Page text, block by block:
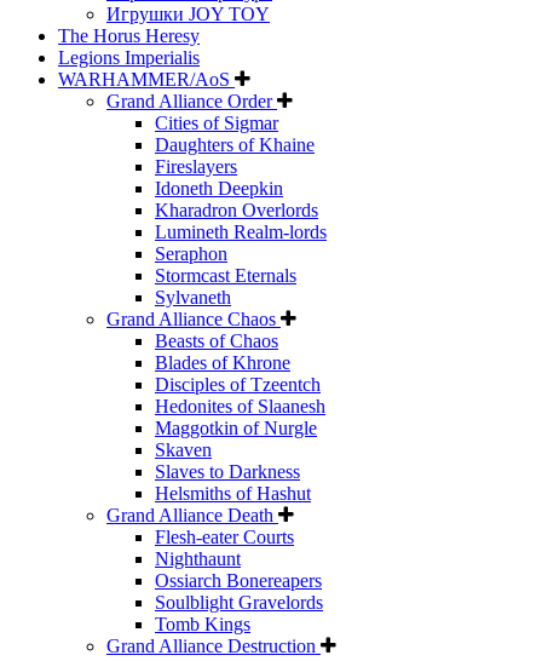
Игрушки JOY TOY
The Horus Heresy
Legions Imperialis
WARHAMMER/AoS
Grand Alliance Order
Cities of Sigmar
Daughters of Khaine
Fireslayers
Idoneth Deepkin
Kharadron Overlords
Lumineth Realm-lords
Seraphon
Stormcast Eternals
Sylvaneth
Grand Alliance Chaos
Beasts of Chaos
Blades of Khrone
Disciples of Tzeentch
Hedonites of Slaanesh
Maggotkin of Nurgle
Skaven
Slaves to Darkness
Helsmiths of Hashut
Grand Alliance Death
Flesh-eater Courts
Nighthaunt
Ossiarch Bonereapers
Soulblight Gravelords
Tomb Kings
Grand Alliance Destruction